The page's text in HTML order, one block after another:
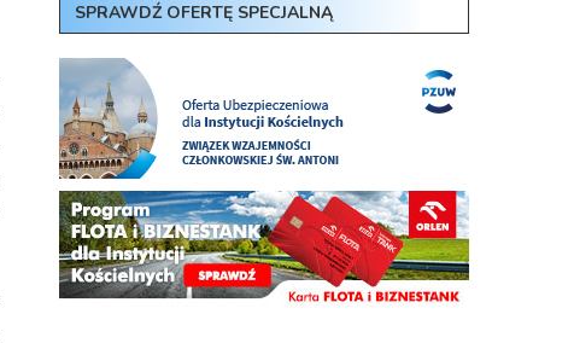
SPRAWDŹ OFERTĘ SPECJALNĄ